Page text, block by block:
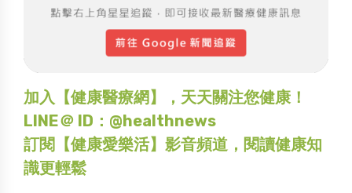
加入【健康醫療網】，天天關注您健康！
LINE＠ ID：@healthnews
訂閱【健康愛樂活】影音頻道，閱讀健康知
識更輕鬆